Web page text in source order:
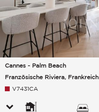
Cannes - Palm Beach
Französische Riviera, Frankreich
V7431CA